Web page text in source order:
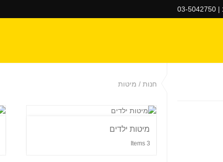
חנות / מיטות
מיטות ילדים
3 Items